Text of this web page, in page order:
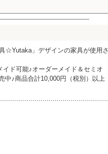
☆Yutaka」デザインの家具が使用さ
ド可能♪オーダーメイド＆セミオ
中♪商品合計10,000円（税別）以上